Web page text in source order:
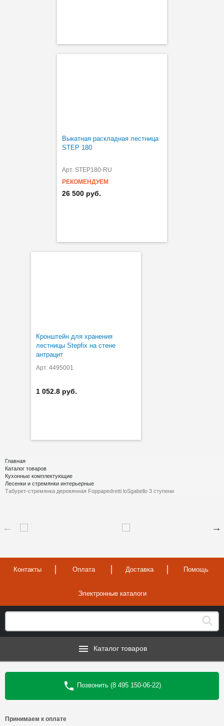
Выкатная раскладная лестница
STEP 180
Арт. STEP180-RU
РЕКОМЕНДУЕМ
26 500 руб.
Кронштейн для хранения
лестницы Stepfix на стене
антрацит
Арт. 4495001
1 052.8 руб.
Главная
Каталог товаров
Кухонные комплектующие
Лесенки и стремянки интерьерные
Табурет-стремянка деревянная Foppapedretti loSgabello 3 ступени
Контакты Оплата Доставка Помощь
Электронные каталоги
Каталог товаров
Позвонить (8 495 150-06-22)
Принимаем к оплате